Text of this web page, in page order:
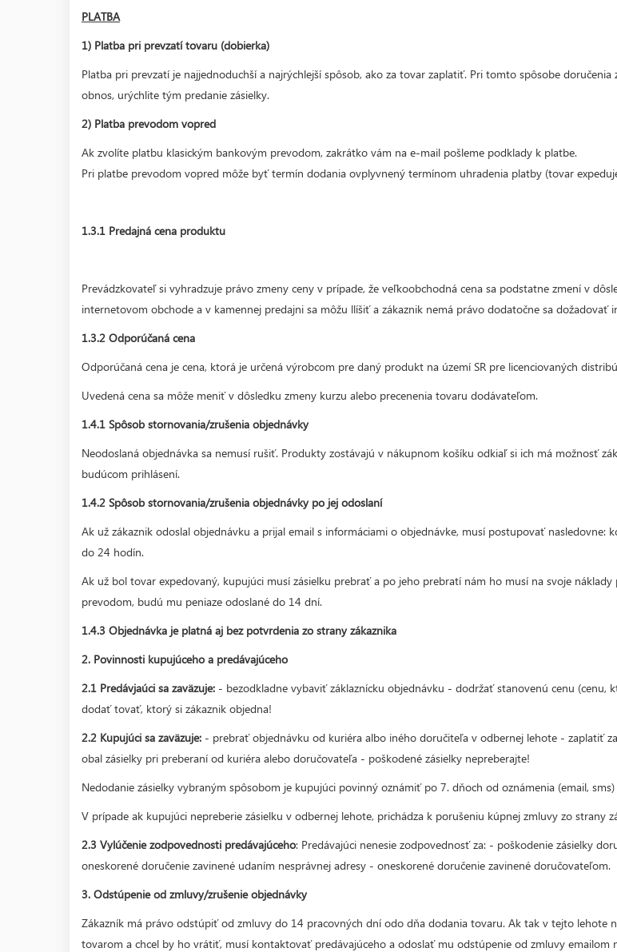
PLATBA
1) Platba pri prevzatí tovaru (dobierka)
Platba pri prevzatí je najjednoduchší a najrýchlejší spôsob, ako za tovar zaplatiť. Pri tomto spôsobe
obnos, urýchlite tým predanie zásielky.
2) Platba prevodom vopred
Ak zvolíte platbu klasickým bankovým prevodom, zakrátko vám na e-mail pošleme podklady k platbe.
Pri platbe prevodom vopred môže byť termín dodania ovplyvnený termínom uhradenia platby (tovar
1.3.1 Predajná cena produktu
Prevádzkovateľ si vyhradzuje právo zmeny ceny v prípade, že veľkoobchodná cena sa podstatne zmení v
internetovom obchode a v kamennej predajni sa môžu llíšiť a zákaznik nemá právo dodatočne sa dožadovať
1.3.2 Odporúčaná cena
Odporúčaná cena je cena, ktorá je určená výrobcom pre daný produkt na území SR pre licenciovaných
Uvedená cena sa môže meniť v dôsledku zmeny kurzu alebo precenenia tovaru dodávateľom.
1.4.1 Spôsob stornovania/zrušenia objednávky
Neodoslaná objednávka sa nemusí rušiť. Produkty zostávajú v nákupnom košíku odkiaľ si ich má možnosť
budúcom prihlásení.
1.4.2 Spôsob stornovania/zrušenia objednávky po jej odoslaní
Ak už zákaznik odoslal objednávku a prijal email s informáciami o objednávke, musí postupovať
do 24 hodín.
Ak už bol tovar expedovaný, kupujúci musí zásielku prebrať a po jeho prebratí nám ho musí na svoje
prevodom, budú mu peniaze odoslané do 14 dní.
1.4.3 Objednávka je platná aj bez potvrdenia zo strany zákaznika
2. Povinnosti kupujúceho a predávajúceho
2.1 Predávjaúci sa zaväzuje: - bezodkladne vybaviť záklaznícku objednávku - dodržať stanovenú cenu
dodať tovať, ktorý si zákaznik objedna!
2.2 Kupujúci sa zaväzuje: - prebrať objednávku od kuriéra albo iného doručiteľa v odbernej lehote - zaplatiť
obal zásielky pri preberaní od kuriéra alebo doručovateľa - poškodené zásielky nepreberajte!
Nedodanie zásielky vybraným spôsobom je kupujúci povinný oznámiť po 7. dňoch od oznámenia (email,
V prípade ak kupujúci nepreberie zásielku v odbernej lehote, prichádza k porušeniu kúpnej zmluvy zo strany
2.3 Vylúčenie zodpovednosti predávajúceho: Predávajúci nenesie zodpovednosť za: - poškodenie zásielky
oneskorené doručenie zavinené udaním nesprávnej adresy - oneskorené doručenie zavinené doručovateľom.
3. Odstúpenie od zmluvy/zrušenie objednávky
Zákazník má právo odstúpiť od zmluvy do 14 pracovných dní odo dňa dodania tovaru. Ak tak v tejto lehote
tovarom a chcel by ho vrátiť, musí kontaktovať predávajúceho a odoslať mu odstúpenie od zmluvy emailom